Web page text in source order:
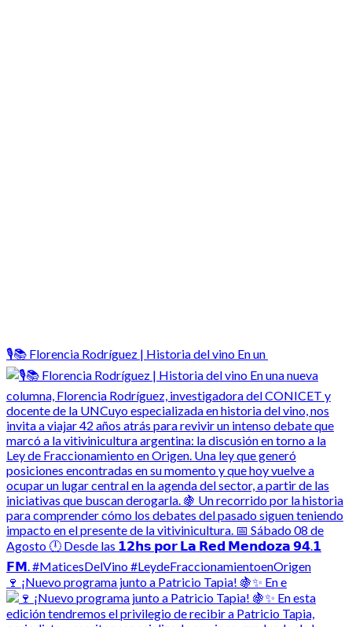
🎙️📚 Florencia Rodríguez | Historia del vino En un
🍷 ¡Nuevo programa junto a Patricio Tapia! 🍇✨ En e